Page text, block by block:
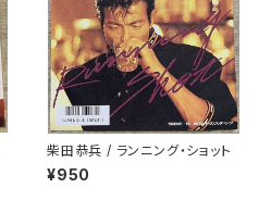
柴田恭兵 / ランニング・ショット
¥950